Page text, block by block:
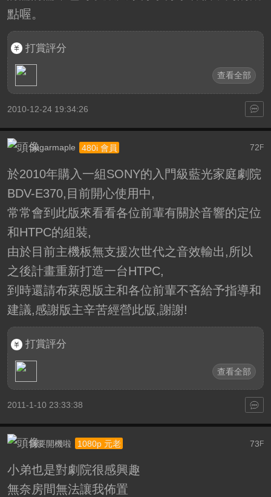
點喔。
打賞評分
查看全部
2010-12-24 19:34:26
72 F
Sugarmaple 480i 會員
於2010年購入一組SONY的入門級藍光家庭劇院
BDV-E370,目前開心使用中,
常常會到此版來看看各位前輩有關於音響的定位
和HTPC的組裝,
由於目前主機板無支援次世代之音效輸出,所以
之後計畫重新打造一台HTPC,
到時還請布萊恩版主和各位前輩不吝給予指導和
建議,感謝版主辛苦經營此版,謝謝!
打賞評分
查看全部
2011-1-10 23:33:38
73F
我要開機啦 1080p 元老
小弟也是對劇院很感興趣
無奈房間無法讓我佈置